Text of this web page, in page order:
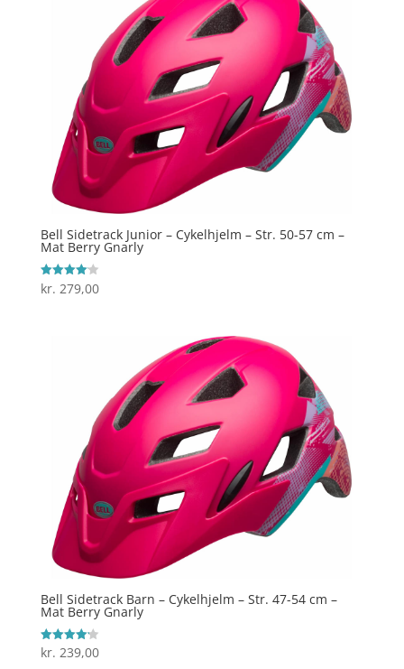
Bell Sidetrack Junior – Cykelhjelm – Str. 50-57 cm –
Mat Berry Gnarly
Vurderet
4.1
kr. 279,00
Bell Sidetrack Barn – Cykelhjelm – Str. 47-54 cm –
Mat Berry Gnarly
Vurderet
4.2
kr. 239,00